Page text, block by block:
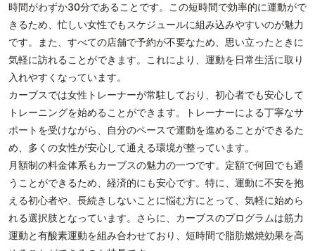
時間がわずか30分であることです。この短時間で効率的に運動がで
きるため、忙しい女性でもスケジュールに組み込みやすいのが魅力
です。また、すべての店舗で予約が不要なため、思い立ったときに
気軽に訪れることができます。これにより、運動を日常生活に取り
入れやすくなっています。
カーブスでは女性トレーナーが常駐しており、初心者でも安心して
トレーニングを始めることができます。トレーナーによる丁寧なサ
ポートを受けながら、自分のペースで運動を進めることができるた
め、多くの女性が安心して通える環境が整っています。
月額制の料金体系もカーブスの魅力の一つです。定額で何回でも通
うことができるため、経済的にも安心です。特に、運動に不安を抱
える初心者や、長続きしないことに悩む方にとって、気軽に始めら
れる選択肢となっています。さらに、カーブスのプログラムは筋力
運動と有酸素運動を組み合わせており、短時間で脂肪燃焼効果を高